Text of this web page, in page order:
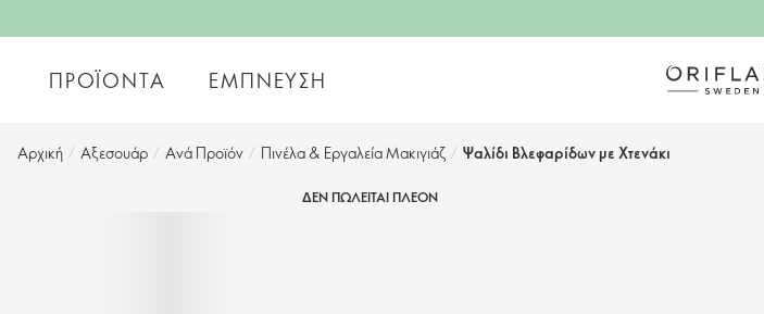
ΠΡΟΪΌΝΤΑ ΈΜΠΝΕΥΣΗ
Αρχική / Αξεσουάρ / Ανά Προϊόν / Πινέλα & Εργαλεία Μακιγιάζ / Ψαλίδι Βλεφαρίδων με Χτενάκι
ΔΕΝ ΠΩΛΕΙΤΑΙ ΠΛΕΟΝ